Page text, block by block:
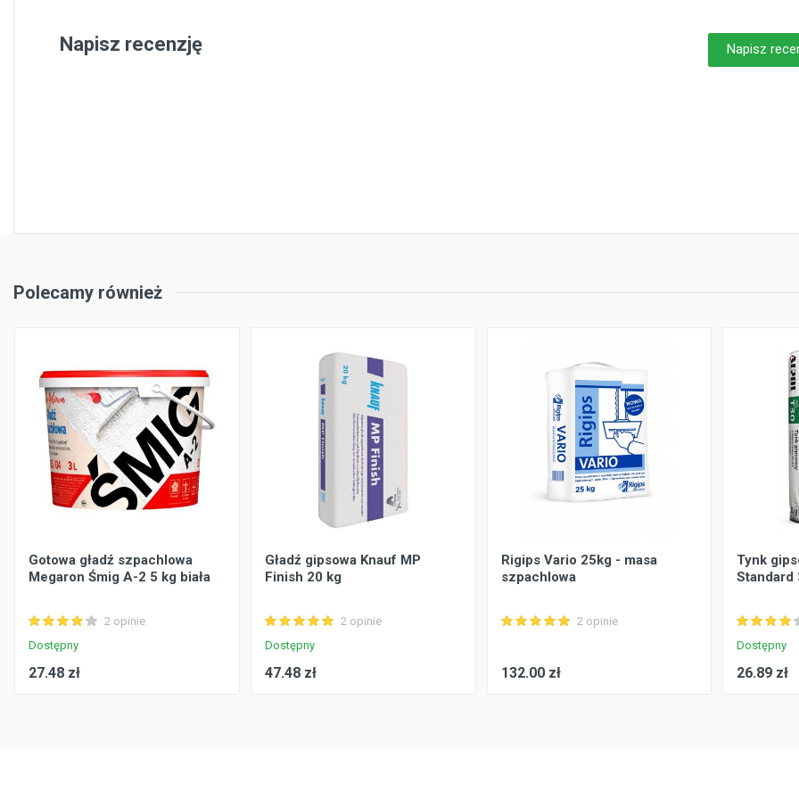
Napisz recenzję Napisz
Polecamy również
Gotowa gładź szpachlowa
Megaron Śmig A-2 5 kg biała
2 opinie
Dostępny
27.48 zł
Gładź gipsowa Knauf MP
Finish 20 kg
2 opinie
Dostępny
47.48 zł
Rigips Vario 25kg - masa
szpachlowa
2 opinie
132.00 zł
Tynk
Standard
Dostępny
26.89 zł